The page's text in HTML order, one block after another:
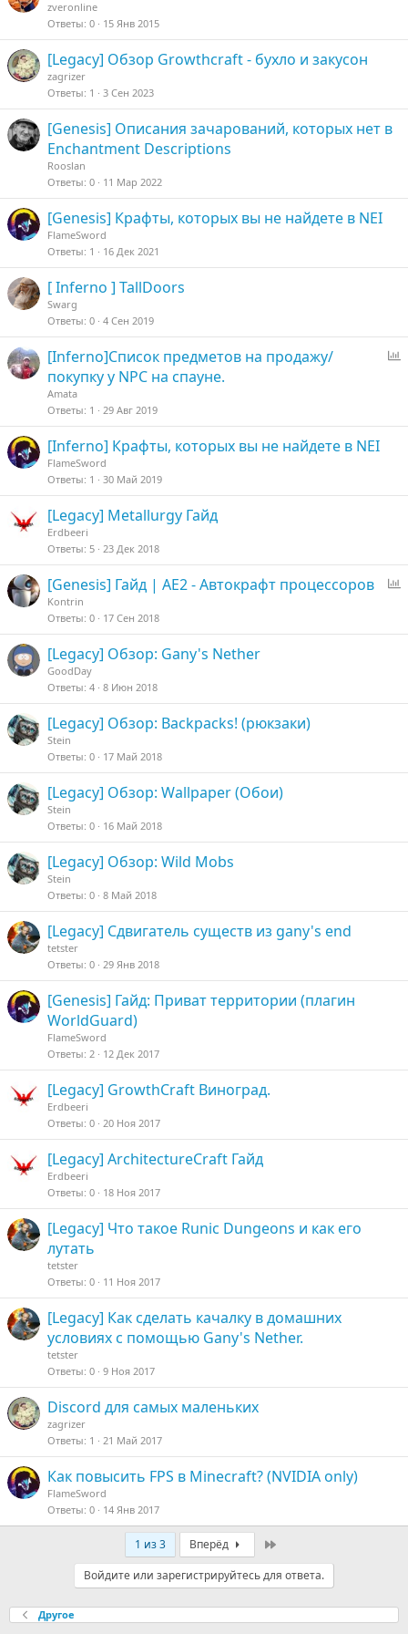
е
р
е
zveronline
Ответы 0 15 Янв 2015
[Legacy] Обзор Growthcraft - бухло и закусон
zagrizer
Ответы 1 3 Сен 2023
[Genesis] Описания зачарований, которых нет в
Enchantment Descriptions
Rooslan
Ответы 0 11 Мар 2022
[Genesis] Крафты, которых вы не найдете в NEI
FlameSword
Ответы 1 16 Дек 2021
[ Inferno ] TallDoors
Swarg
Ответы 0 4 Сен 2019
с
[Inferno]Список предметов на продажу/
покупку у NPC на спауне.
Amata
Ответы 1 29 Авг 2019
[Inferno] Крафты, которых вы не найдете в NEI
FlameSword
Ответы 1 30 Май 2019
[Legacy] Metallurgy Гайд
Erdbeeri
Ответы 5 23 Дек 2018
о
[Genesis] Гайд | AE2 - Автокрафт процессоров
Kontrin
Ответы 0 17 Сен 2018
[Legacy] Обзор: Gany's Nether
GoodDay
Ответы 4 8 Июн 2018
[Legacy] Обзор: Backpacks! (рюкзаки)
Stein
Ответы 0 17 Май 2018
[Legacy] Обзор: Wallpaper (Обои)
Stein
Ответы 0 16 Май 2018
[Legacy] Обзор: Wild Mobs
Stein
Ответы 0 8 Май 2018
[Legacy] Сдвигатель существ из gany's end
tetster
Ответы 0 29 Янв 2018
[Genesis] Гайд: Приват территории (плагин
WorldGuard)
FlameSword
Ответы 2 12 Дек 2017
[Legacy] GrowthCraft Виноград.
Erdbeeri
Ответы 0 20 Ноя 2017
[Legacy] ArchitectureCraft Гайд
Erdbeeri
Ответы 0 18 Ноя 2017
[Legacy] Что такое Runic Dungeons и как его
лутать
tetster
Ответы 0 11 Ноя 2017
[Legacy] Как сделать качалку в домашних
условиях с помощью Gany's Nether.
tetster
Ответы 0 9 Ноя 2017
Discord для самых маленьких
zagrizer
Ответы 1 21 Май 2017
Как повысить FPS в Minecraft? (NVIDIA only)
FlameSword
Ответы 0 14 Янв 2017
1 из 3 Вперёд
Войдите или зарегистрируйтесь для ответа.
Другое